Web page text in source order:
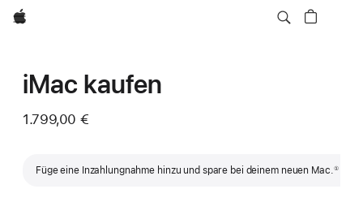
Apple
iMac kaufen
1.799,00 €
Füge eine Inzahlungnahme hinzu und spare bei deinem neuen Mac.
Fußnote
①